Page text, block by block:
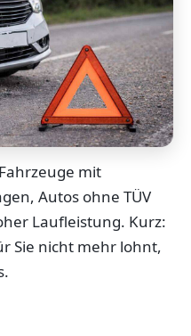
mit
Autos ohne TÜV
Laufleistung. Kurz:
Sie nicht mehr lohnt,